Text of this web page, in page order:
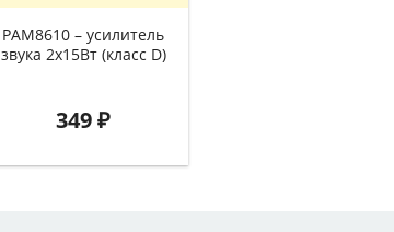
PAM8610 – усилитель
звука 2х15Вт (класс D)
349₽